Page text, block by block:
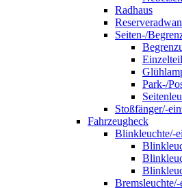
Radhaus
Seiten-/
Park-/
Stoßfänger/-
Fahrzeugheck
Blinkleuchte/-